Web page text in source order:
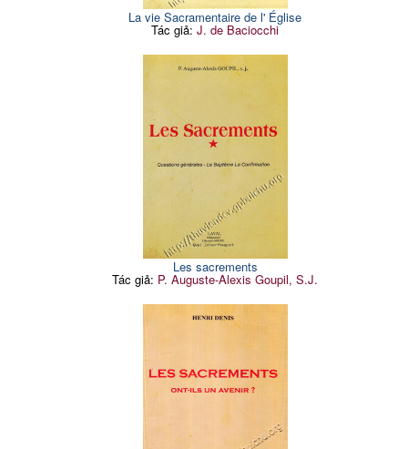
La vie Sacramentaire de l' Église
Tác giả:J. de Baciocchi
Les sacrements
Tác giả: P. Auguste-Alexis Goupil, S.J.